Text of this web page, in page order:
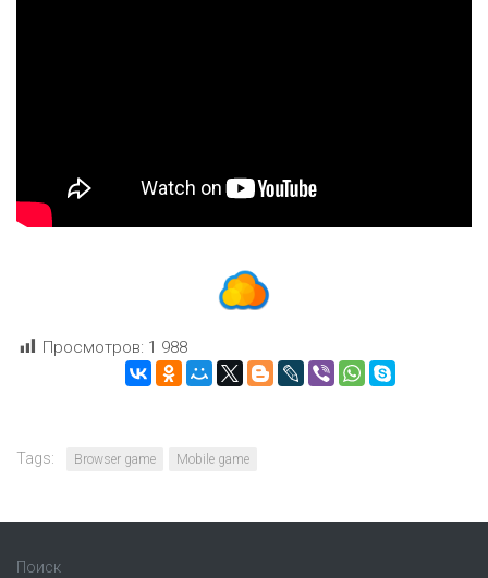
Просмотров: 1 988
Tags: Browser game Mobile game
Поиск